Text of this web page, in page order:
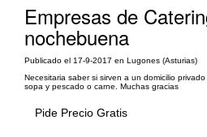
Empresas de
nochebuena
Publicado el 17-9-2017 en Lugones (Asturias)
Necesitaria saber si sirven a un domicilio
sopa y pescado o carne. Muchas gracias
Pide Precio Gratis